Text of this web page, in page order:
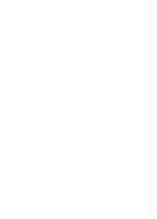
、pig、pdf形式